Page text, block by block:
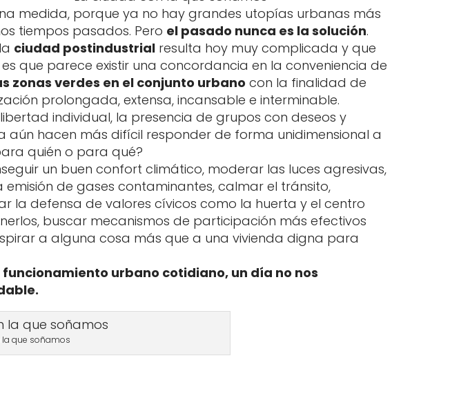
medida, porque ya no hay grandes utopías urbanas más
tiempos pasados. Pero el pasado nunca es la solución.
ciudad postindustrial resulta hoy muy complicada y que
que parece existir una concordancia en la conveniencia de
zonas verdes en el conjunto urbano con la finalidad de
prolongada, extensa, incansable e interminable.
individual, la presencia de grupos con deseos y
hacen más difícil responder de forma unidimensional a
quién o para qué?
un buen confort climático, moderar las luces agresivas,
emisión de gases contaminantes, calmar el tránsito,
la defensa de valores cívicos como la huerta y el centro
buscar mecanismos de participación más efectivos
a alguna cosa más que a una vivienda digna para
funcionamiento urbano cotidiano, un día no nos
la que soñamos